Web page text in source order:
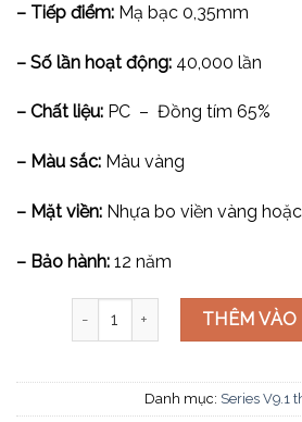
– Tiếp điểm: Mạ bạc 0,35mm
– Số lần hoạt động: 40,000 lần
– Chất liệu: PC – Đồng tím 65%
– Màu sắc: Màu vàng
– Mặt viền: Nhựa bo viền vàng
– Bảo hành: 12 năm
Bộ ổ cắm đơn 2 chấu cỡ S
THÊM
Danh mục: Series V9.1